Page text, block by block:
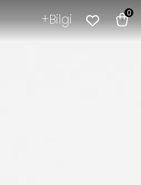
Bilgi 0